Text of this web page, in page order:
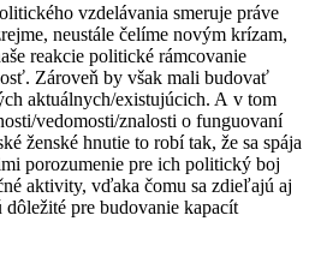
vzdelávania smeruje práve
neustále čelíme novým krízam,
reakcie politické rámcovanie
Zároveň by však mali budovať
aktuálnych/existujúcich. A v tom
vedomosti/znalosti o funguovaní
ženské hnutie to robí tak, že sa spája
porozumenie pre ich politický boj
aktivity, vďaka čomu sa zdieľajú aj
dôležité pre budovanie kapacít